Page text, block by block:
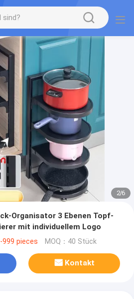
2/6
Organisator 3 Ebenen Topf-
mit individuellem Logo
999 pieces MOQ：40 Stück
Kontakt